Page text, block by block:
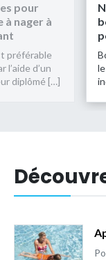
pour
nager à
préférable
l’aide d’un
diplômé […]